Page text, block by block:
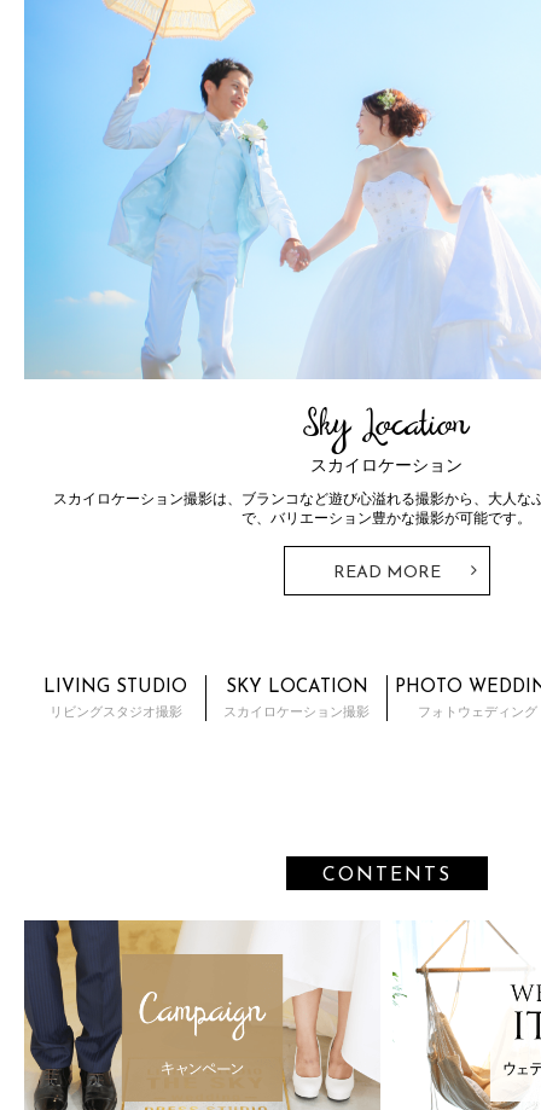
Photo Wedding
Ceremony
フォトウェディング
ドレスとタキシード。ウェディングフォトではずすことのできないこのス
とTHE SKY WEDDINGならではの神前式・人前式が行えるプラ
LIVING STUDIO
リビングスタジオ撮影
SKY LOCATION
スカイロケーション撮影
PHOTO
フォトウェディング
CONTENTS